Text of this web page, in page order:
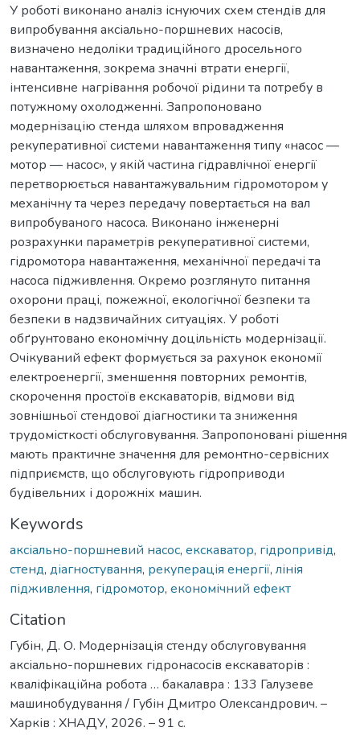
У роботі виконано аналіз існуючих схем стендів для
випробування аксіально-поршневих насосів,
визначено недоліки традиційного дросельного
навантаження, зокрема значні втрати енергії,
інтенсивне нагрівання робочої рідини та потребу в
потужному охолодженні. Запропоновано
модернізацію стенда шляхом впровадження
рекуперативної системи навантаження типу «насос —
мотор — насос», у якій частина гідравлічної енергії
перетворюється навантажувальним гідромотором у
механічну та через передачу повертається на вал
випробуваного насоса. Виконано інженерні
розрахунки параметрів рекуперативної системи,
гідромотора навантаження, механічної передачі та
насоса підживлення. Окремо розглянуто питання
охорони праці, пожежної, екологічної безпеки та
безпеки в надзвичайних ситуаціях. У роботі
обґрунтовано економічну доцільність модернізації.
Очікуваний ефект формується за рахунок економії
електроенергії, зменшення повторних ремонтів,
скорочення простоїв екскаваторів, відмови від
зовнішньої стендової діагностики та зниження
трудомісткості обслуговування. Запропоновані рішення
мають практичне значення для ремонтно-сервісних
підприємств, що обслуговують гідроприводи
будівельних і дорожніх машин.
Keywords
аксіально-поршневий насос, екскаватор, гідропривід,
стенд, діагностування, рекуперація енергії, лінія
підживлення, гідромотор, економічний ефект
Citation
Губін, Д. О. Модернізація стенду обслуговування
аксіально-поршневих гідронасосів екскаваторів :
кваліфікаційна робота … бакалавра : 133 Галузеве
машинобудування / Губін Дмитро Олександрович. –
Харків : ХНАДУ, 2026. – 91 с.